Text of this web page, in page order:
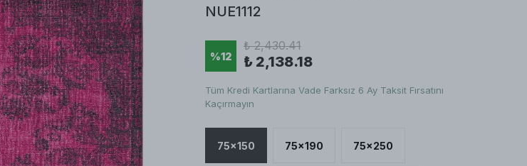
NUE1112
%12
₺ 2,430.41
₺ 2,138.18
Tüm Kredi Kartlarına Vade Farksız 6 Ay Taksit Fırsatını
Kaçırmayın
75x150 75x190 75x250